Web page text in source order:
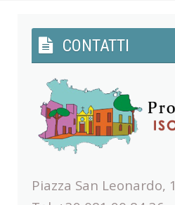
CONTATTI
Piazza San Leonardo, 1